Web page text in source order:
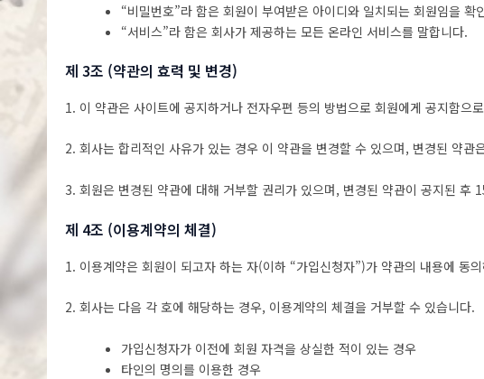
“비밀번호”라 함은 회원이 부여받은 아이디와 일치되는 회원임을
“서비스”라 함은 회사가 제공하는 모든 온라인 서비스를 말합니다.
제 3조 (약관의 효력 및 변경)
1. 이 약관은 사이트에 공지하거나 전자우편 등의 방법으로 회원에게 공지함으
2. 회사는 합리적인 사유가 있는 경우 이 약관을 변경할 수 있으며, 변경된 약
3. 회원은 변경된 약관에 대해 거부할 권리가 있으며, 변경된 약관이 공지된
제 4조 (이용계약의 체결)
1. 이용계약은 회원이 되고자 하는 자(이하 “가입신청자”)가 약관의 내용에 동
2. 회사는 다음 각 호에 해당하는 경우, 이용계약의 체결을 거부할 수 있습니다.
가입신청자가 이전에 회원 자격을 상실한 적이 있는 경우
타인의 명의를 이용한 경우